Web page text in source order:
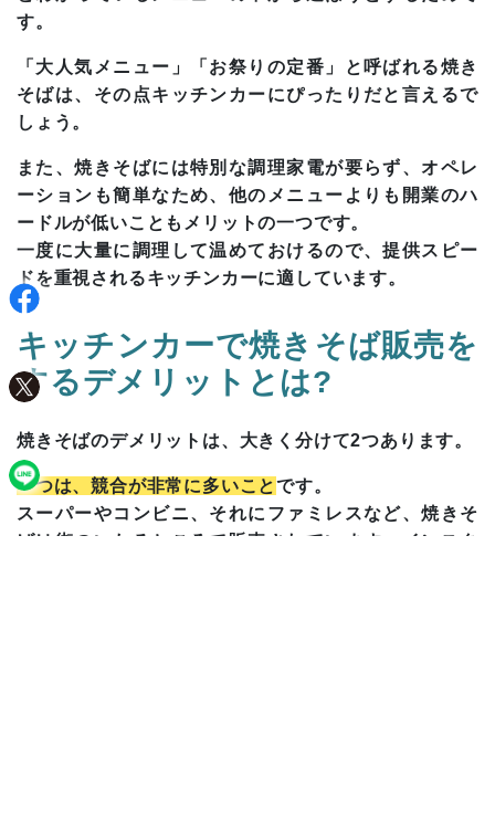
す。
「大人気メニュー」「お祭りの定番」と呼ばれる焼き
そばは、その点キッチンカーにぴったりだと言えるで
しょう。
また、焼きそばには特別な調理家電が要らず、オペレ
ーションも簡単なため、他のメニューよりも開業のハ
ードルが低いこともメリットの一つです。
一度に大量に調理して温めておけるので、提供スピー
ドを重視されるキッチンカーに適しています。
キッチンカーで焼きそば販売を
するデメリットとは?
焼きそばのデメリットは、大きく分けて2つあります。
一つは、競合が非常に多いことです。
スーパーやコンビニ、それにファミレスなど、焼きそ
ばは街のいたるところで販売されています。インスタ